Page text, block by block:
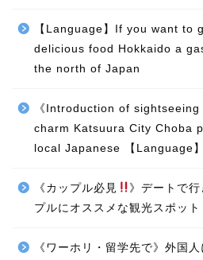
【Language】If you want to
delicious food Hokkaido a
the north of Japan
《Introduction of
charm Katsuura City Choba
local Japanese 【Language】
《カップル必見
》デートで
プルにオススメな観光スポット
《ワーホリ・留学先で》外国